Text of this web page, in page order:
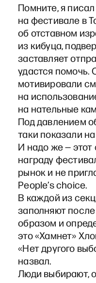
Помните, я
на фестивале в
об отставном
из кибуца,
заставляет
удастся помочь.
мотивировали
на
на нательные
Под давлением
таки показали
И надо же —
награду
рынок и не
People’s choice.
В каждой из
заполняют
образом и
это «Хамнет»
«Нет другого
назвал.
Люди выбирают,